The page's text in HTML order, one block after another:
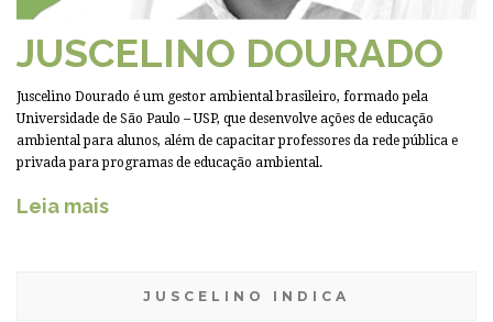
JUSCELINO DOURADO
Juscelino Dourado é um gestor ambiental brasileiro, formado pela
Universidade de São Paulo – USP, que desenvolve ações de educação
ambiental para alunos, além de capacitar professores da rede pública e
privada para programas de educação ambiental.
Leia mais
JUSCELINO INDICA